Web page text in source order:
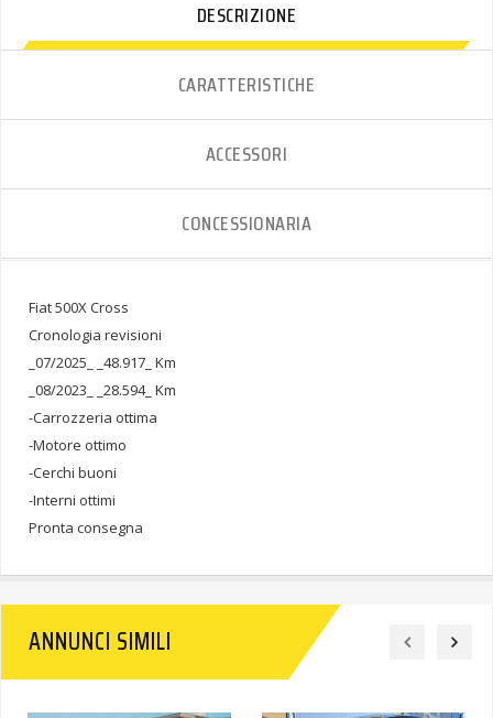
DESCRIZIONE
CARATTERISTICHE
ACCESSORI
CONCESSIONARIA
Fiat 500X Cross
Cronologia revisioni
_07/2025_ _48.917_ Km
_08/2023_ _28.594_ Km
-Carrozzeria ottima
-Motore ottimo
-Cerchi buoni
-Interni ottimi
Pronta consegna
ANNUNCI SIMILI